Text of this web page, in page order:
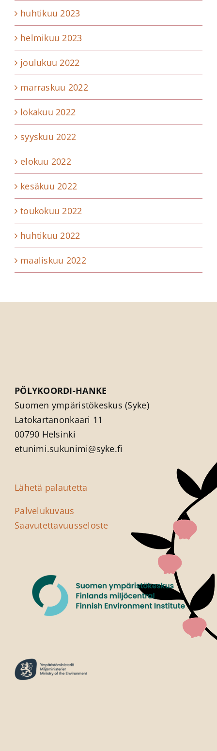
huhtikuu 2023
helmikuu 2023
joulukuu 2022
marraskuu 2022
lokakuu 2022
syyskuu 2022
elokuu 2022
kesäkuu 2022
toukokuu 2022
huhtikuu 2022
maaliskuu 2022
PÖLYKOORDI-HANKE
Suomen ympäristökeskus (Syke)
Latokartanonkaari 11
00790 Helsinki
etunimi.sukunimi@syke.fi
Lähetä palautetta
Palvelukuvaus
Saavutettavuus­seloste